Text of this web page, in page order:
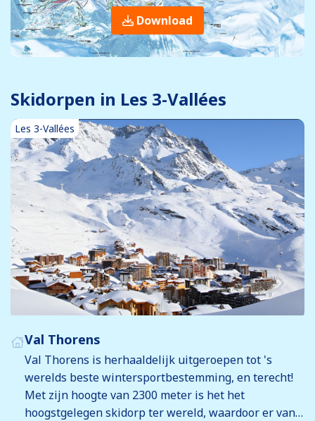
Download
Skidorpen in Les 3-Vallées
Les 3-Vallées
Val Thorens
Val Thorens is herhaaldelijk uitgeroepen tot 's
werelds beste wintersportbestemming, en terecht!
Met zijn hoogte van 2300 meter is het het
hoogstgelegen skidorp ter wereld, waardoor er van